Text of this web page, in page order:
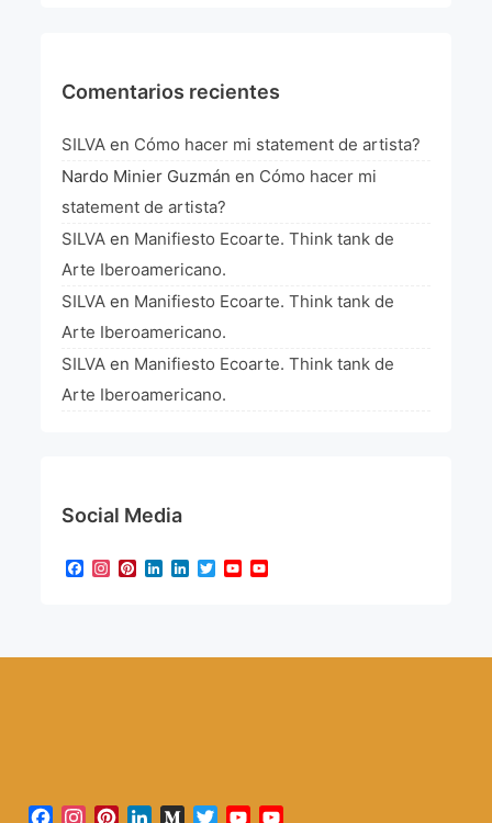
Comentarios recientes
SILVA en Cómo hacer mi statement de artista?
Nardo Minier Guzmán en Cómo hacer mi
statement de artista?
SILVA en Manifiesto Ecoarte. Think tank de
Arte Iberoamericano.
SILVA en Manifiesto Ecoarte. Think tank de
Arte Iberoamericano.
SILVA en Manifiesto Ecoarte. Think tank de
Arte Iberoamericano.
Social Media
Facebook
Instagram
Pinterest
LinkedIn
LinkedIn
TwitterYouTube
Facebook
Instagram
PinterestLinkedInMediumTwitterYouTube